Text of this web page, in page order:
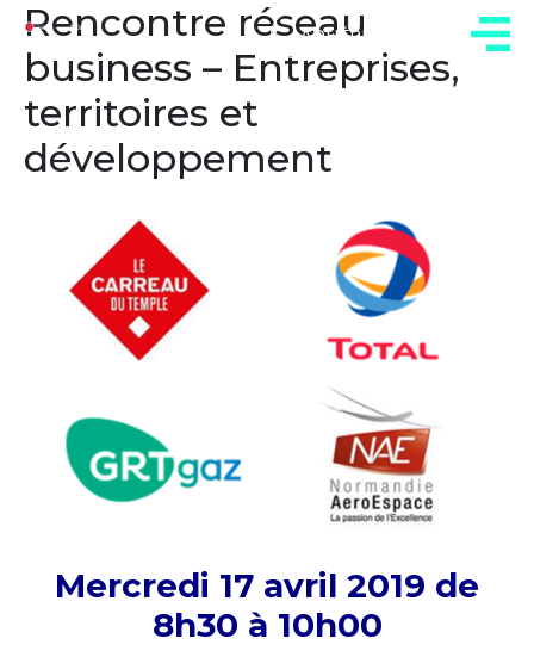
ADHÉREZ
Rencontre réseau
business – Entreprises,
territoires et
développement
Mercredi 17 avril 2019 de
8h30 à 10h00